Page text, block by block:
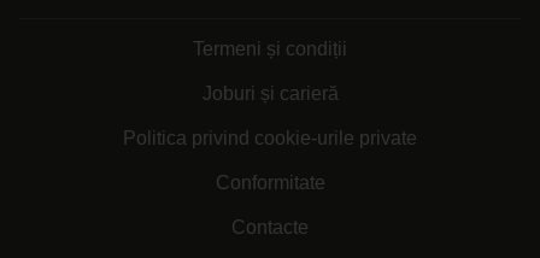
Termeni și condiții
Joburi și carieră
Politica privind cookie-urile private
Conformitate
Contacte